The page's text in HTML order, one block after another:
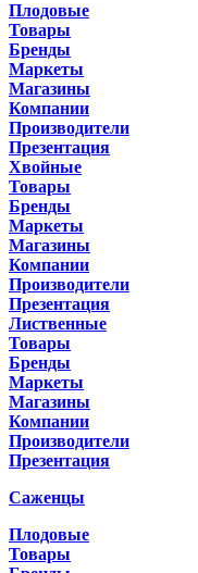
Плодовые
Товары
Бренды
Маркеты
Магазины
Компании
Производители
Презентация
Хвойные
Товары
Бренды
Маркеты
Магазины
Компании
Производители
Презентация
Лиственные
Товары
Бренды
Маркеты
Магазины
Компании
Производители
Презентация
Саженцы
Плодовые
Товары